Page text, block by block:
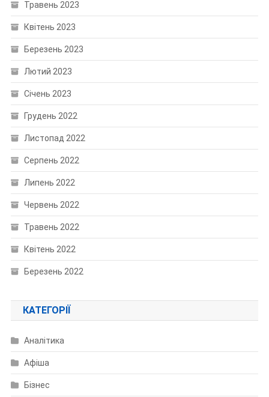
Травень 2023
Квітень 2023
Березень 2023
Лютий 2023
Січень 2023
Грудень 2022
Листопад 2022
Серпень 2022
Липень 2022
Червень 2022
Травень 2022
Квітень 2022
Березень 2022
КАТЕГОРІЇ
Аналітика
Афіша
Бізнес